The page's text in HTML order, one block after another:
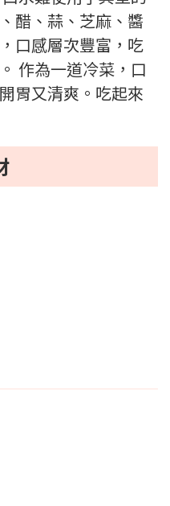
醋、蒜、芝麻、醬
口感層次豐富，吃
作為一道冷菜，口
胃又清爽。吃起來